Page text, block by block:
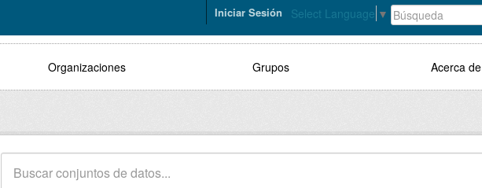
Select Language ▼
Iniciar Sesión
Organizaciones Grupos Acerca de